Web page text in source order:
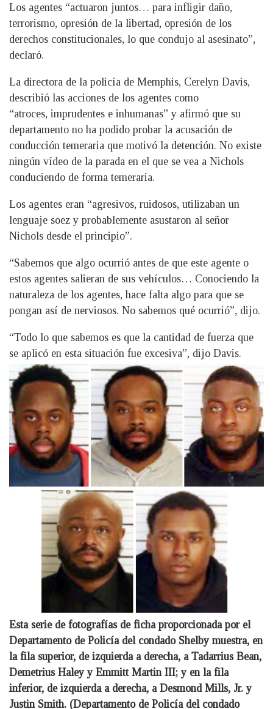
Los agentes “actuaron juntos… para infligir daño,
terrorismo, opresión de la libertad, opresión de los
derechos constitucionales, lo que condujo al asesinato”,
declaró.
La directora de la policía de Memphis, Cerelyn Davis,
describió las acciones de los agentes como
“atroces, imprudentes e inhumanas” y afirmó que su
departamento no ha podido probar la acusación de
conducción temeraria que motivó la detención. No existe
ningún vídeo de la parada en el que se vea a Nichols
conduciendo de forma temeraria.
Los agentes eran “agresivos, ruidosos, utilizaban un
lenguaje soez y probablemente asustaron al señor
Nichols desde el principio”.
“Sabemos que algo ocurrió antes de que este agente o
estos agentes salieran de sus vehículos… Conociendo la
naturaleza de los agentes, hace falta algo para que se
pongan así de nerviosos. No sabemos qué ocurrió”, dijo.
“Todo lo que sabemos es que la cantidad de fuerza que
se aplicó en esta situación fue excesiva”, dijo Davis.
Esta serie de fotografías de ficha proporcionada por el
Departamento de Policía del condado Shelby muestra, en
la fila superior, de izquierda a derecha, a Tadarrius Bean,
Demetrius Haley y Emmitt Martin III; y en la fila
inferior, de izquierda a derecha, a Desmond Mills, Jr. y
Justin Smith. (Departamento de Policía del condado